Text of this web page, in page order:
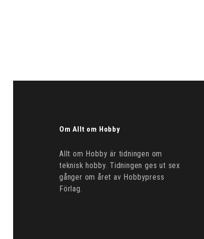
Om Allt om Hobby
Allt om Hobby är tidningen om
teknisk hobby. Tidningen ges ut sex
gånger om året av Hobbypress
Förlag.